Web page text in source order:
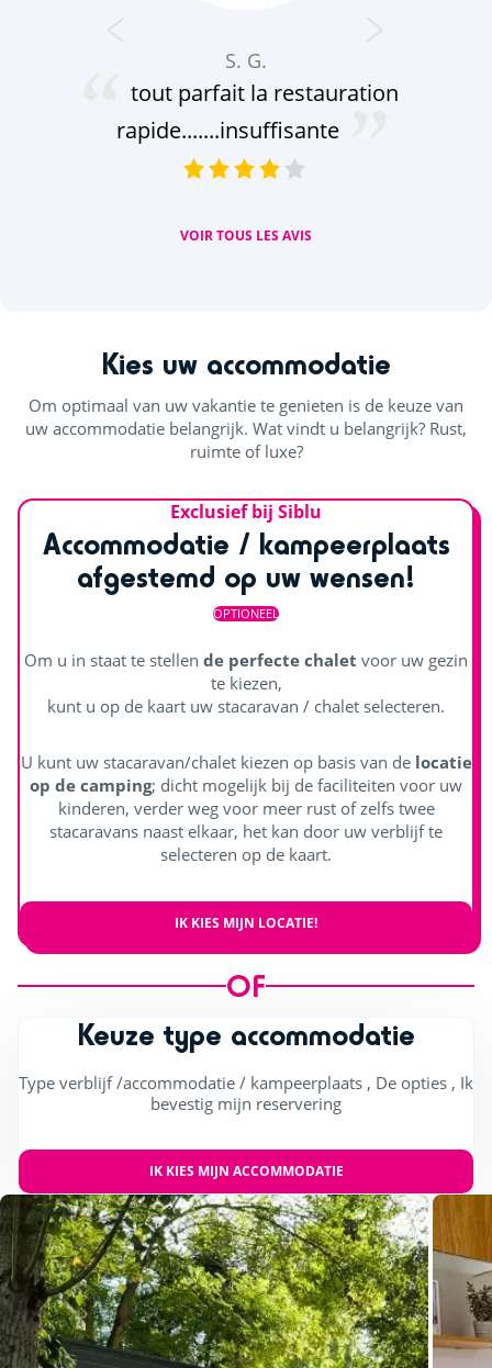
S. G.
tout parfait la restauration
rapide.......insuffisante
VOIR TOUS LES AVIS
Kies uw accommodatie
Om optimaal van uw vakantie te genieten is de keuze van
uw accommodatie belangrijk. Wat vindt u belangrijk? Rust,
ruimte of luxe?
Exclusief bij Siblu
Accommodatie / kampeerplaats
afgestemd op uw wensen!
OPTIONEEL
Om u in staat te stellen de perfecte chalet voor uw gezin
te kiezen,
kunt u op de kaart uw stacaravan / chalet selecteren.
U kunt uw stacaravan/chalet kiezen op basis van delocatie
op de camping; dicht mogelijk bij de faciliteiten voor uw
kinderen, verder weg voor meer rust of zelfs twee
stacaravans naast elkaar, het kan door uw verblijf te
selecteren op de kaart.
IK KIES MIJN LOCATIE!
OF
Keuze type accommodatie
Type verblijf /accommodatie / kampeerplaats , De opties , Ik
bevestig mijn reservering
IK KIES MIJN ACCOMMODATIE